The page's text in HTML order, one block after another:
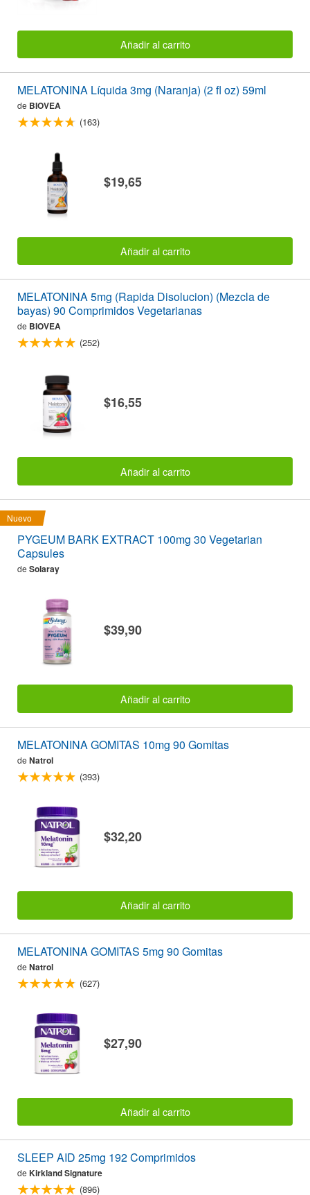
Añadir al carrito
MELATONINA Líquida 3mg (Naranja) (2 fl oz) 59ml
de BIOVEA
(163)
$19,65
Añadir al carrito
MELATONINA 5mg (Rapida Disolucion) (Mezcla de
bayas) 90 Comprimidos Vegetarianas
de BIOVEA
(252)
$16,55
Añadir al carrito
Nuevo
PYGEUM BARK EXTRACT 100mg 30 Vegetarian
Capsules
de Solaray
$39,90
Añadir al carrito
MELATONINA GOMITAS 10mg 90 Gomitas
de Natrol
(393)
$32,20
Añadir al carrito
MELATONINA GOMITAS 5mg 90 Gomitas
de Natrol
(627)
$27,90
Añadir al carrito
SLEEP AID 25mg 192 Comprimidos
de Kirkland Signature
(896)